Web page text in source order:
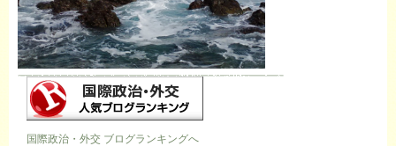
国際政治・外交 ブログランキングへ